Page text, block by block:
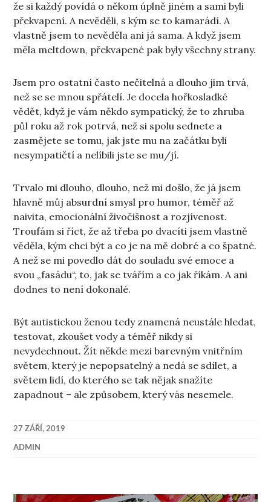
že si každý povídá o někom úplně jiném a sami byli
překvapení. A nevěděli, s kým se to kamarádí. A
vlastně jsem to nevěděla ani já sama. A když jsem
měla meltdown, překvapené pak byly všechny strany.
Jsem pro ostatní často nečitelná a dlouho jim trvá,
než se se mnou spřátelí. Je docela hořkosladké
vědět, když je vám někdo sympatický, že to zhruba
půl roku až rok potrvá, než si spolu sednete a
zasmějete se tomu, jak jste mu na začátku byli
nesympatičtí a nelíbili jste se mu/jí.
Trvalo mi dlouho, dlouho, než mi došlo, že já jsem
hlavně můj absurdní smysl pro humor, téměř až
naivita, emocionální živočišnost a rozjívenost.
Troufám si říct, že až třeba po dvacíti jsem vlastně
věděla, kým chci být a co je na mě dobré a co špatné.
A než se mi povedlo dát do souladu své emoce a
svou „fasádu“, to, jak se tvářím a co jak říkám. A ani
dodnes to není dokonalé.
Být autistickou ženou tedy znamená neustále hledat,
testovat, zkoušet vody a téměř nikdy si
nevydechnout. Žít někde mezi barevným vnitřním
světem, který je nepopsatelný a nedá se sdílet, a
světem lidí, do kterého se tak nějak snažíte
zapadnout – ale způsobem, který vás nesemele.
27 ZÁŘÍ, 2019
ADMIN